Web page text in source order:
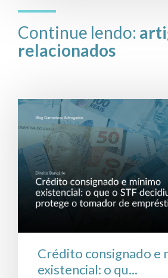
Continue lendo:
relacionados
Crédito consignado e
existencial: o qu...